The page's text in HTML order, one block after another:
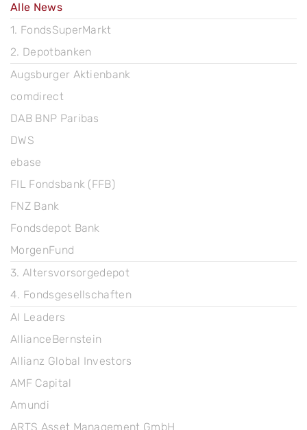
Alle News
1. FondsSuperMarkt
2. Depotbanken
Augsburger Aktienbank
comdirect
DAB BNP Paribas
DWS
ebase
FIL Fondsbank (FFB)
FNZ Bank
Fondsdepot Bank
MorgenFund
3. Altersvorsorgedepot
4. Fondsgesellschaften
AI Leaders
AllianceBernstein
Allianz Global Investors
AMF Capital
Amundi
ARTS Asset Management GmbH